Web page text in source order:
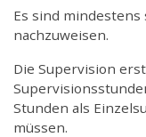
Es sind
nachzuweisen.
Die Supervision
Stunden als
müssen.